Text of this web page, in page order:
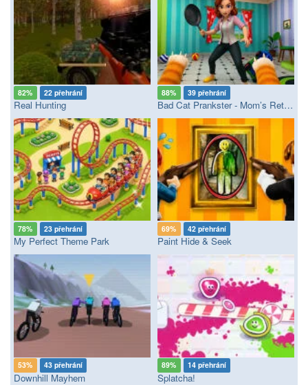
82% 22 přehrání
Real Hunting
88% 39 přehrání
Bad Cat Prankster - Mom’s Return
78% 23 přehrání
My Perfect Theme Park
69% 42 přehrání
Paint Hide & Seek
53% 43 přehrání
Downhill Mayhem
89% 14 přehrání
Splatcha!